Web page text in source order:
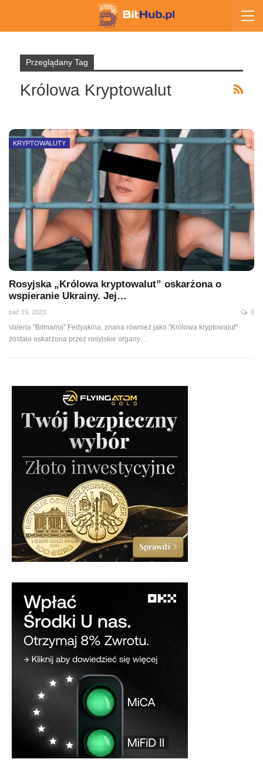
Przeglądany Tag
Królowa Kryptowalut
KRYPTOWALUTY
Rosyjska „Królowa kryptowalut” oskarżona o
wspieranie Ukrainy. Jej…
paź 19, 2023 0
Valeria "Bitmama" Fedyakina, znana również jako "Królowa kryptowalut"
została oskarżona przez rosyjskie organy…